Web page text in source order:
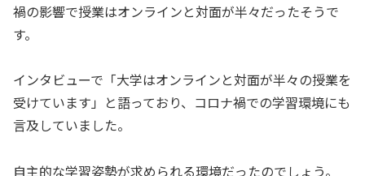
禍の影響で授業はオンラインと対面が半々だったそうで
す。
インタビューで「大学はオンラインと対面が半々の授業を
受けています」と語っており、コロナ禍での学習環境にも
言及していました。
自主的な学習姿勢が求められる環境だったのでしょう。